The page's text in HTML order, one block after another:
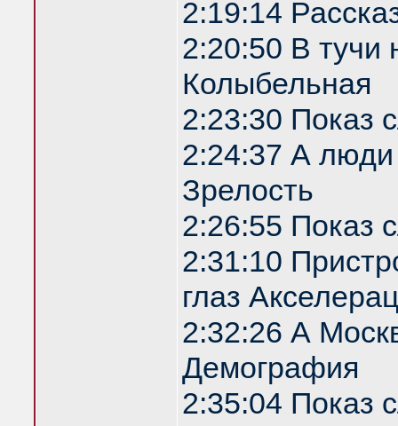
2:19:14
2:20:50 В
Колыбельная
2:23:30 Показ
2:24:37 А люди
Зрелость
2:26:55 Показ
2:31:10
глаз
2:32:26 А
Демография
2:35:04 Показ